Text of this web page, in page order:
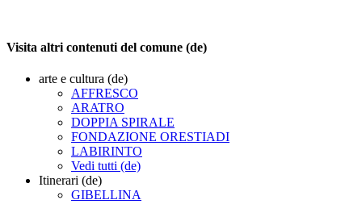
Visita altri contenuti del comune (de)
arte e cultura (de)
AFFRESCO
ARATRO
DOPPIA SPIRALE
FONDAZIONE ORESTIADI
LABIRINTO
Vedi tutti (de)
Itinerari (de)
GIBELLINA